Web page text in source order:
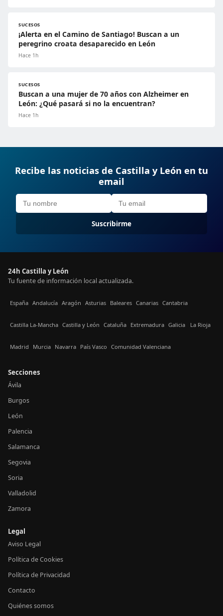
SUCESOS
¡Alerta en el Camino de Santiago! Buscan a un
peregrino croata desaparecido en León
Hace 1h
SUCESOS
Buscan a una mujer de 70 años con Alzheimer en
León: ¿Qué pasará si no la encuentran?
Hace 1h
Recibe las noticias de Castilla y León en tu
email
Suscribirme
24h Castilla y León
Tu fuente de información local actualizada.
España Andalucía Aragón Asturias Baleares Canarias Cantabria
Castilla La-Mancha Castilla y León Cataluña Extremadura Galicia La Rioja
Madrid Murcia Navarra País Vasco Comunidad Valenciana
Secciones
Ávila
Burgos
León
Palencia
Salamanca
Segovia
Soria
Valladolid
Zamora
Legal
Aviso Legal
Política de Cookies
Política de Privacidad
Contacto
Quiénes somos